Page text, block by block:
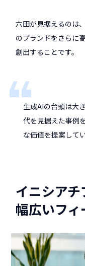
六田が見据えるのは
のブランドをさらに
創出することです。
生成AIの台頭は大
代を見据えた事例
な価値を提案して
イニシアチ
幅広いフ